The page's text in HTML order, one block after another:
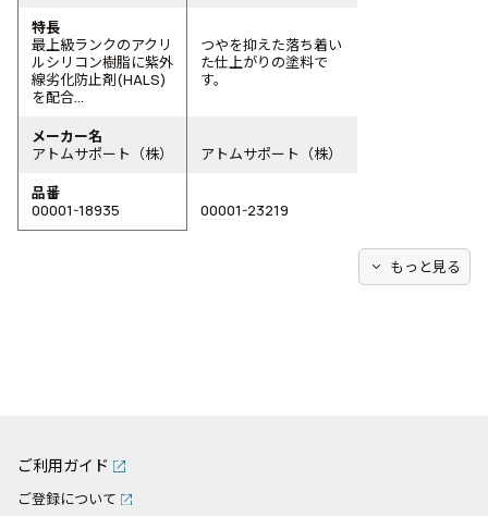
特長
最上級ランクのアクリ
ルシリコン樹脂に紫外
線劣化防止剤(HALS)
を配合...
つやを抑えた落ち着い
た仕上がりの塗料で
す。
メーカー名
アトムサポート（株）
アトムサポート（株）
品番
00001-18935
00001-23219
expand_more もっと見る
ご利用ガイド
ご登録について